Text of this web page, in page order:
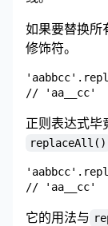
如果要替换所
修饰符。
正则表达式毕
replaceAll()
它的用法与